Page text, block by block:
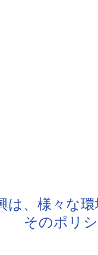
は、様々な
そのポリ